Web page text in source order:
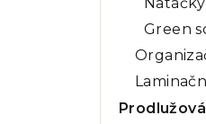
Green